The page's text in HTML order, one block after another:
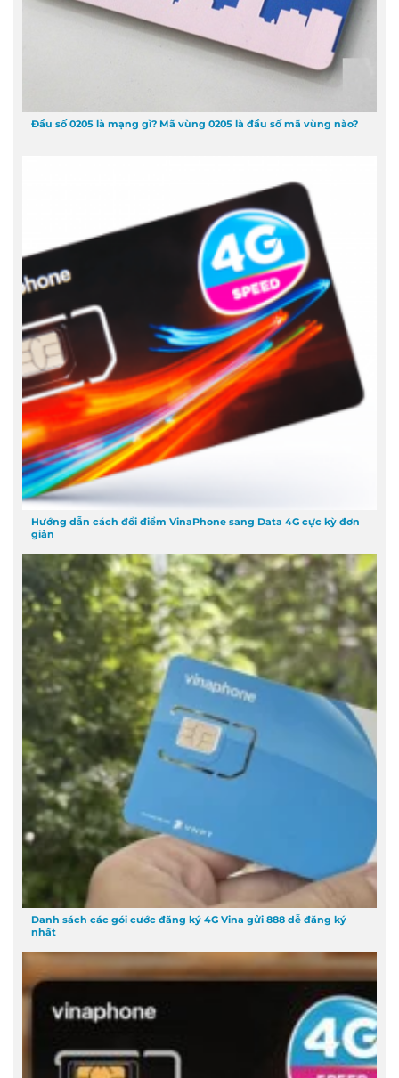
Đầu số 0205 là mạng gì? Mã vùng 0205 là đầu số mã vùng nào?
Hướng dẫn cách đổi điểm VinaPhone sang Data 4G cực kỳ đơn
giản
Danh sách các gói cước đăng ký 4G Vina gửi 888 dễ đăng ký
nhất